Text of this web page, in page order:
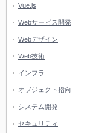
Vue.js
Webサービス開発
Webデザイン
Web技術
インフラ
オブジェクト指向
システム開発
セキュリティ